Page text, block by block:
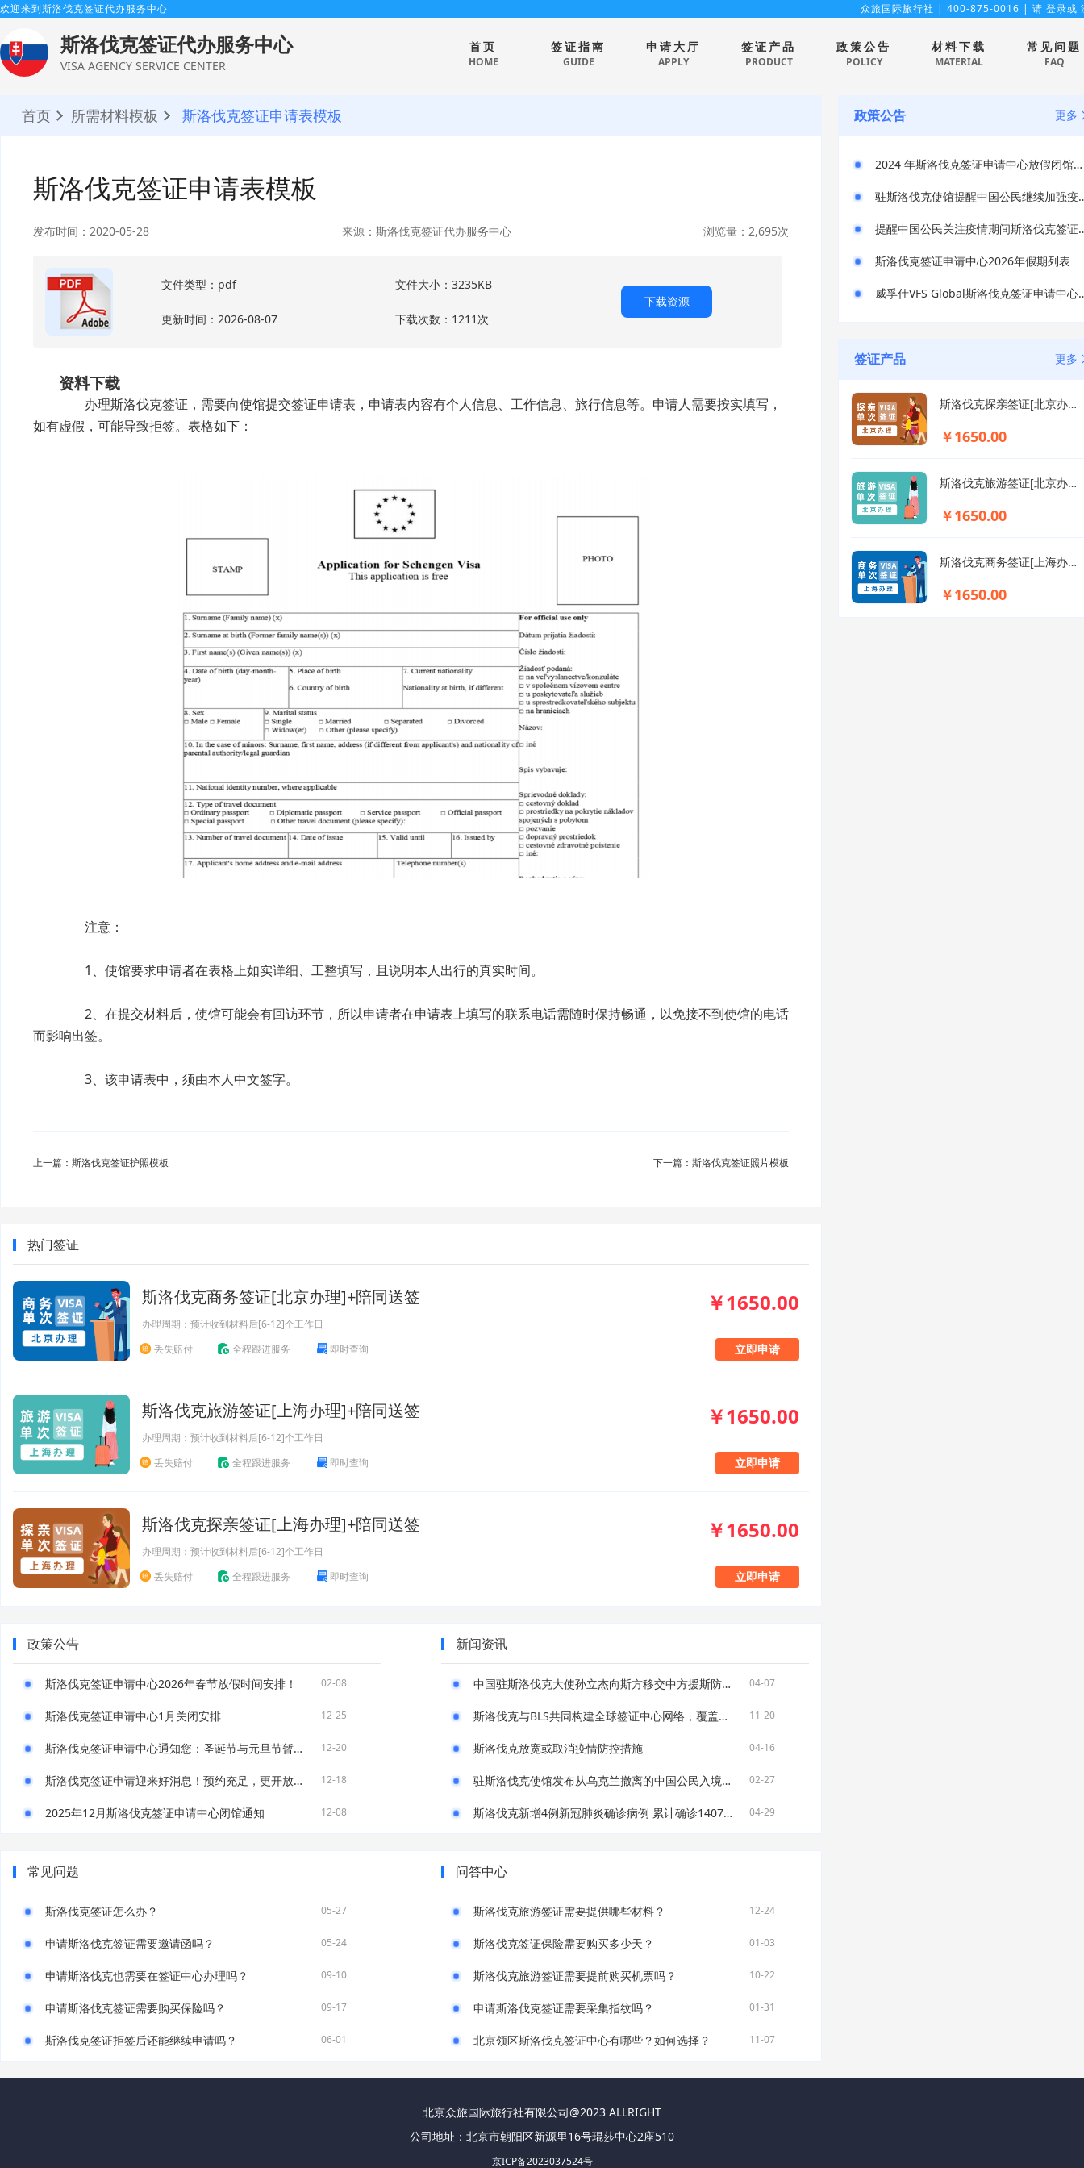
欢迎来到斯洛伐克签证代办服务中心 众旅国际旅行社 | 400-875-0016 | 请 登录或
斯洛伐克签证代办服务中心
VISA AGENCY SERVICE CENTER
首页
HOME
签证指南
GUIDE
申请大厅
APPLY
签证产品
PRODUCT
政策公告
POLICY
材料下载
MATERIAL
常见问题
FAQ
首页 所需材料模板 斯洛伐克签证申请表模板
斯洛伐克签证申请表模板
发布时间：2020-05-28 来源：斯洛伐克签证代办服务中心 浏览量：2,695次
文件类型：pdf
更新时间：2026-08-07
文件大小：3235KB
下载次数：1211次
下载资源
资料下载
办理斯洛伐克签证 ，需要向使馆提交签证申请表，申请表内容有个人信息、工作信息、旅行信息等。申请人需要按实填写，
如有虚假，可能导致拒签。表格如下：
注意：
1、使馆要求申请者在表格上如实详细、工整填写，且说明本人出行的真实时间。
2、在提交材料后，使馆可能会有回访环节，所以申请者在申请表上填写的联系电话需随时保持畅通，以免接不到使馆的电话
而影响出签。
3、该申请表中，须由本人中文签字。
上一篇：斯洛伐克签证护照模板 下一篇：斯洛伐克签证照片模板
热门签证
斯洛伐克商务签证[北京办理]+陪同送签
办理周期：预计收到材料后[6-12]个工作日
丢失赔付
全程跟进服务 即时查询
￥1650.00
立即申请
斯洛伐克旅游签证[上海办理]+陪同送签
办理周期：预计收到材料后[6-12]个工作日
丢失赔付
全程跟进服务 即时查询
￥1650.00
立即申请
斯洛伐克探亲签证[上海办理]+陪同送签
办理周期：预计收到材料后[6-12]个工作日
丢失赔付
全程跟进服务 即时查询
￥1650.00
立即申请
政策公告
斯洛伐克签证申请中心2026年春节放假时间安排！ 02-08
斯洛伐克签证申请中心1月关闭安排 12-25
斯洛伐克签证申请中心通知您：圣诞节与元旦节暂停营业 12-20
斯洛伐克签证申请迎来好消息！预约充足，更开放现场受理！ 12-18
2025年12月斯洛伐克签证申请中心闭馆通知 12-08
新闻资讯
中国驻斯洛伐克大使孙立杰向斯方移交中方援斯防疫物资 04-07
斯洛伐克与BLS共同构建全球签证中心网络，覆盖80余国 11-20
斯洛伐克放宽或取消疫情防控措施 04-16
驻斯洛伐克使馆发布从乌克兰撤离的中国公民入境相关事宜 02-27
斯洛伐克新增4例新冠肺炎确诊病例 累计确诊1407例 04-29
常见问题
斯洛伐克签证怎么办？ 05-27
申请斯洛伐克签证需要邀请函吗？ 05-24
申请斯洛伐克也需要在签证中心办理吗？ 09-10
申请斯洛伐克签证需要购买保险吗？ 09-17
斯洛伐克签证拒签后还能继续申请吗？ 06-01
问答中心
斯洛伐克旅游签证需要提供哪些材料？ 12-24
斯洛伐克签证保险需要购买多少天？ 01-03
斯洛伐克旅游签证需要提前购买机票吗？ 10-22
申请斯洛伐克签证需要采集指纹吗？ 01-31
北京领区斯洛伐克签证中心有哪些？如何选择？ 11-07
政策公告 更多
2024 年斯洛伐克签证申请中心放假闭馆通知
驻斯洛伐克使馆
提醒中国公民
斯洛伐克签证申请中心2026年假期列表
威孚仕VFS Global斯洛
签证产品 更多
斯洛伐克探亲签证[北京办理]+陪同送签
￥1650.00
斯洛伐克旅游签证[北京办理]+陪同送签
￥1650.00
斯洛伐克商务签证[上海办理]+陪同送签
￥1650.00
北京众旅国际旅行社有限公司@2023 ALLRIGHT
公司地址：北京市朝阳区新源里16号琨莎中心2座510
京ICP备2023037524号